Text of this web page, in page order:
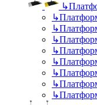
↳
↳
↳
↳
↳
↳
↳
↳
↳